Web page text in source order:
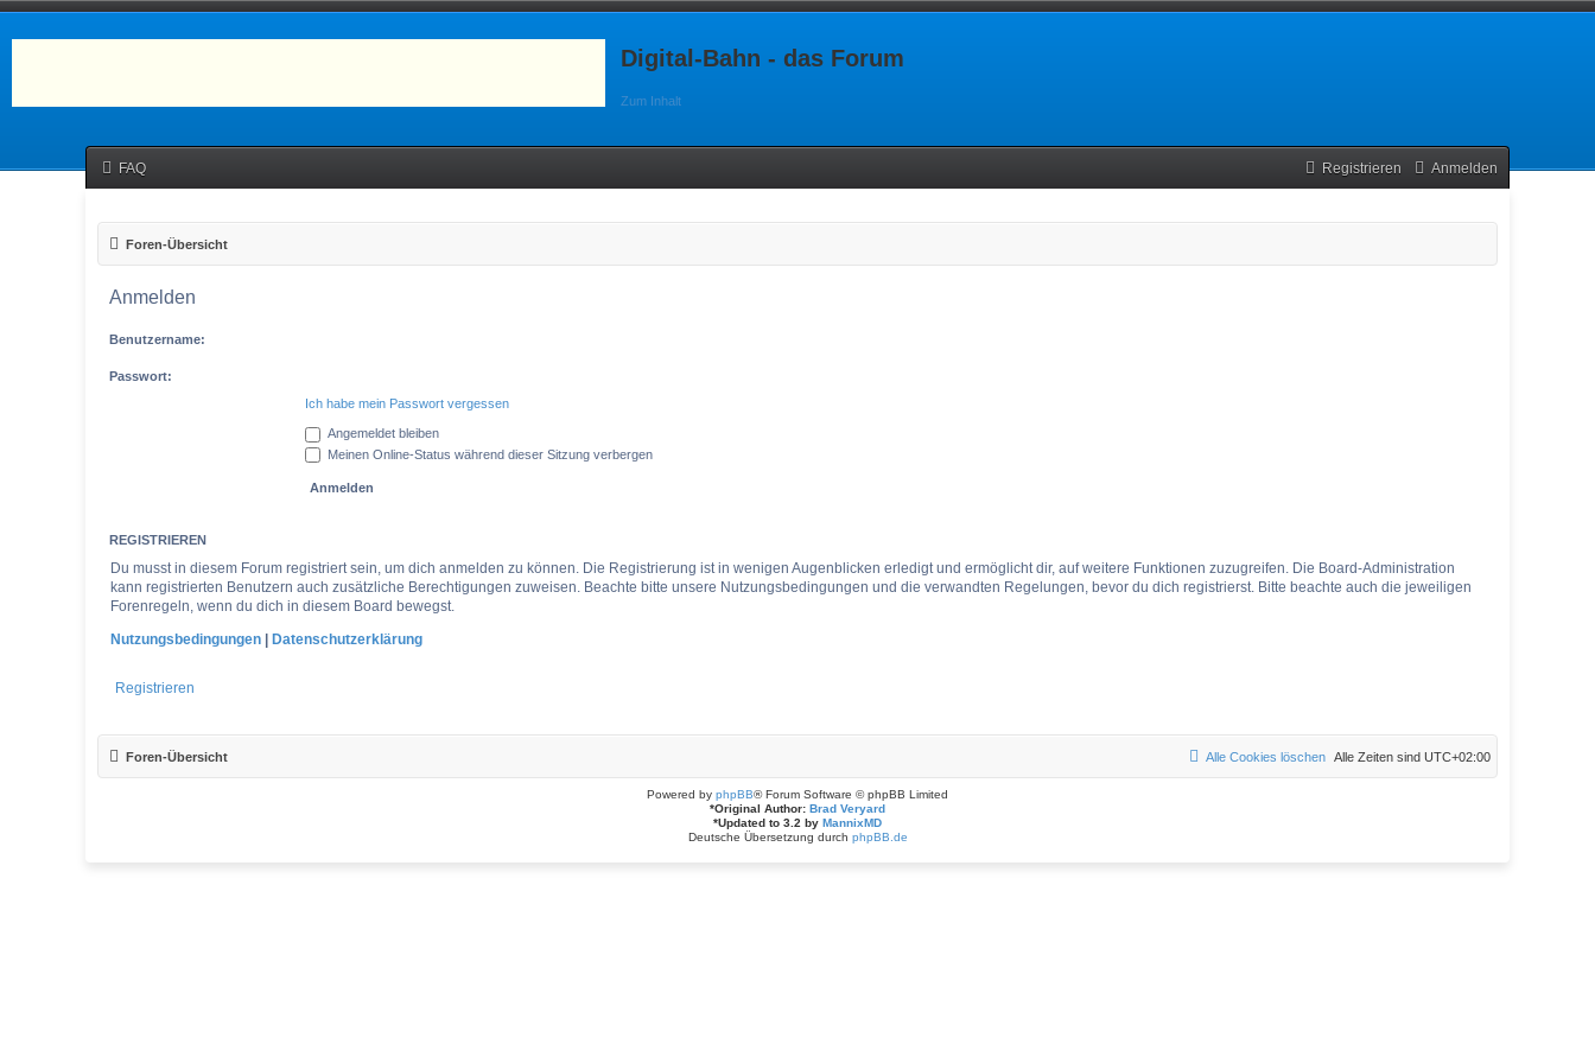
Digital-Bahn - das Forum
Zum Inhalt
FAQ Anmelden
Registrieren
Foren-Übersicht
Anmelden
Benutzername:
Passwort:
Ich habe mein Passwort vergessen
Angemeldet bleiben
Meinen Online-Status während dieser Sitzung verbergen
REGISTRIEREN
Du musst in diesem Forum registriert sein, um dich anmelden zu können. Die Registrierung ist in wenigen Augenblicken erledigt und ermöglicht dir, auf weitere Funktionen zuzugreifen. Die Board-Administration
kann registrierten Benutzern auch zusätzliche Berechtigungen zuweisen. Beachte bitte unsere Nutzungsbedingungen und die verwandten Regelungen, bevor du dich registrierst. Bitte beachte auch die jeweiligen
Forenregeln, wenn du dich in diesem Board bewegst.
Nutzungsbedingungen | Datenschutzerklärung
Registrieren
Foren-Übersicht Alle Zeiten sind UTC+02:00
Alle Cookies löschen
Powered by phpBB® Forum Software © phpBB Limited
*Original Author: Brad Veryard
*Updated to 3.2 by MannixMD
Deutsche Übersetzung durch phpBB.de